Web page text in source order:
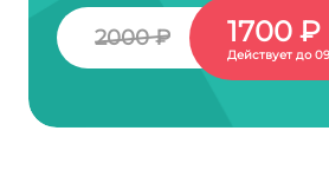
2000 ₽ 1700 ₽
Действует до